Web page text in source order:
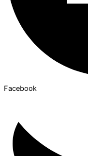
Facebook